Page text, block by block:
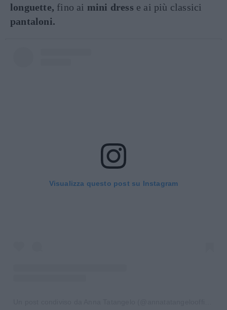
longuette, fino ai mini dress e ai più classici
pantaloni.
Visualizza questo post su Instagram